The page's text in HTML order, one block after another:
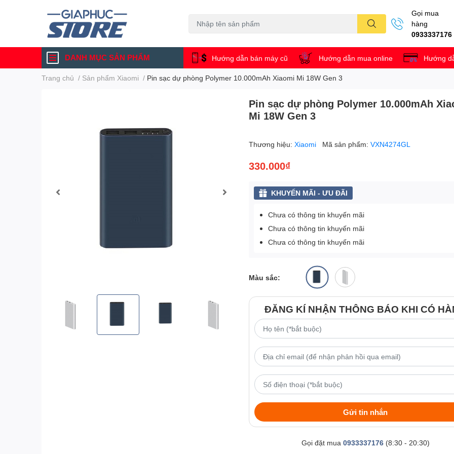
Gọi mua
hàng
0933337176
DANH MỤC SẢN PHẨM Hướng dẫn bán máy cũ Hướng dẫn mua online Hướng
Trang chủ / Sản phẩm Xiaomi / Pin sạc dự phòng Polymer 10.000mAh Xiaomi Mi 18W Gen 3
Pin sạc dự phòng Polymer 10.000mAh
Mi 18W Gen 3
Thương hiệu:Xiaomi Mã sản phẩm:VXN4274GL
330.000₫
KHUYẾN MÃI - ƯU ĐÃI
Chưa có thông tin khuyến mãi
Chưa có thông tin khuyến mãi
Chưa có thông tin khuyến mãi
Màu sắc:
ĐĂNG KÍ NHẬN THÔNG BÁO KHI CÓ
Gửi tin nhắn
Gọi đặt mua 0933337176(8:30 - 20:30)